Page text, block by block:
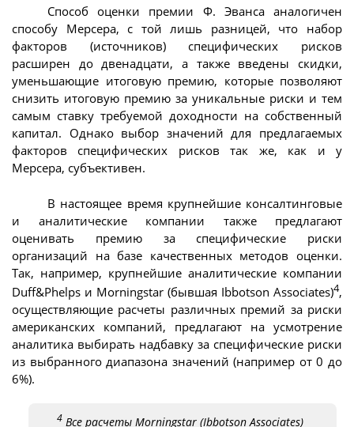
Способ оценки премии Ф. Эванса аналогичен
способу Мерсера, с той лишь разницей, что набор
факторов (источников) специфических рисков
расширен до двенадцати, а также введены скидки,
уменьшающие итоговую премию, которые позволяют
снизить итоговую премию за уникальные риски и тем
самым ставку требуемой доходности на собственный
капитал. Однако выбор значений для предлагаемых
факторов специфических рисков так же, как и у
Мерсера, субъективен.
В настоящее время крупнейшие консалтинговые
и аналитические компании также предлагают
оценивать премию за специфические риски
организаций на базе качественных методов оценки.
Так, например, крупнейшие аналитические компании
Duff&Phelps и Morningstar (бывшая Ibbotson Associates)4,
осуществляющие расчеты различных премий за риски
американских компаний, предлагают на усмотрение
аналитика выбирать надбавку за специфические риски
из выбранного диапазона значений (например от 0 до
6%).
4 Все расчеты Morningstar (Ibbotson Associates)